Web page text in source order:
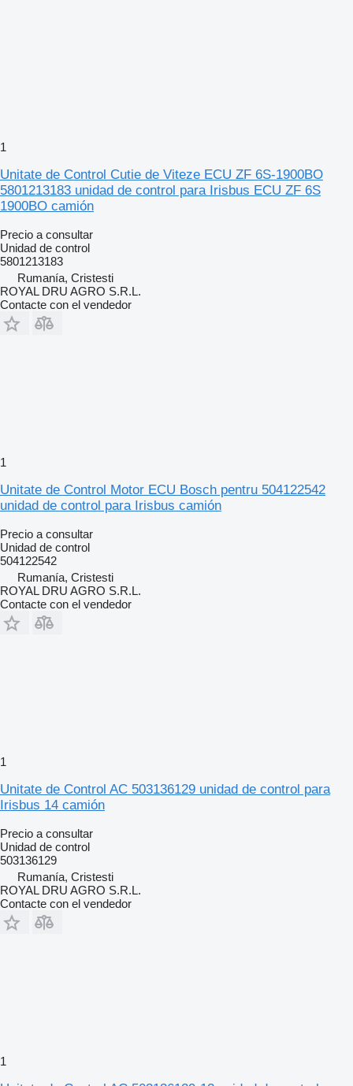
1
Unitate de Control Cutie de Viteze ECU ZF 6S-1900BO
5801213183 unidad de control para Irisbus ECU ZF 6S
1900BO camión
Precio a consultar
Unidad de control
5801213183
Rumanía, Cristesti
ROYAL DRU AGRO S.R.L.
Contacte con el vendedor
1
Unitate de Control Motor ECU Bosch pentru 504122542
unidad de control para Irisbus camión
Precio a consultar
Unidad de control
504122542
Rumanía, Cristesti
ROYAL DRU AGRO S.R.L.
Contacte con el vendedor
1
Unitate de Control AC 503136129 unidad de control para
Irisbus 14 camión
Precio a consultar
Unidad de control
503136129
Rumanía, Cristesti
ROYAL DRU AGRO S.R.L.
Contacte con el vendedor
1